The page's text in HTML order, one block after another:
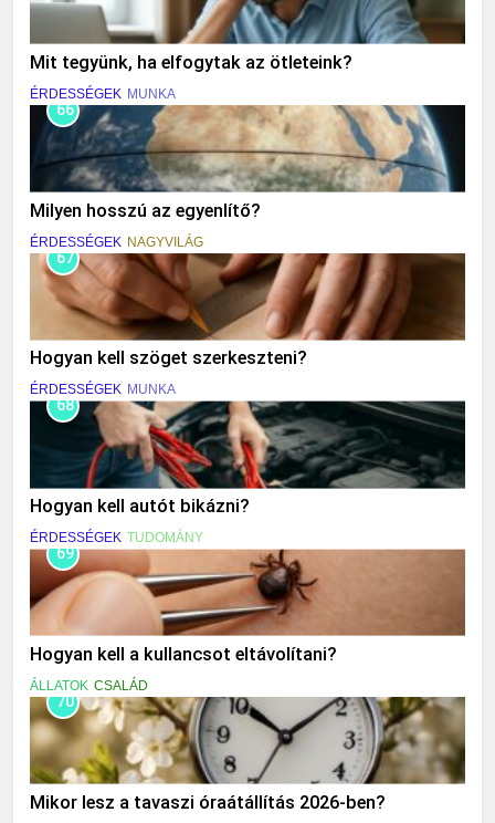
Mit tegyünk, ha elfogytak az ötleteink?
ÉRDESSÉGEK MUNKA
66
Milyen hosszú az egyenlítő?
ÉRDESSÉGEK NAGYVILÁG
67
Hogyan kell szöget szerkeszteni?
ÉRDESSÉGEK MUNKA
68
Hogyan kell autót bikázni?
ÉRDESSÉGEK TUDOMÁNY
69
Hogyan kell a kullancsot eltávolítani?
ÁLLATOK CSALÁD
70
Mikor lesz a tavaszi óraátállítás 2026-ben?